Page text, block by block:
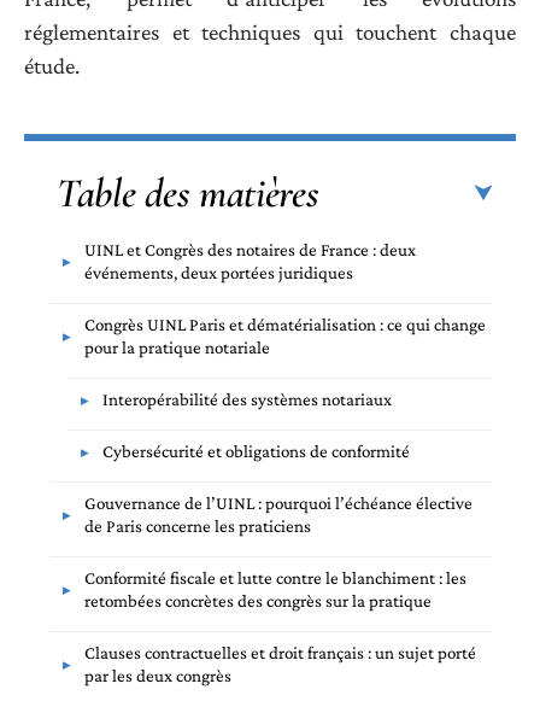
réglementaires et techniques qui touchent chaque
étude.
Table des matières
UINL et Congrès des notaires de France : deux
événements, deux portées juridiques
Congrès UINL Paris et dématérialisation : ce qui change
pour la pratique notariale
Interopérabilité des systèmes notariaux
Cybersécurité et obligations de conformité
Gouvernance de l’UINL : pourquoi l’échéance élective
de Paris concerne les praticiens
Conformité fiscale et lutte contre le blanchiment : les
retombées concrètes des congrès sur la pratique
Clauses contractuelles et droit français : un sujet porté
par les deux congrès